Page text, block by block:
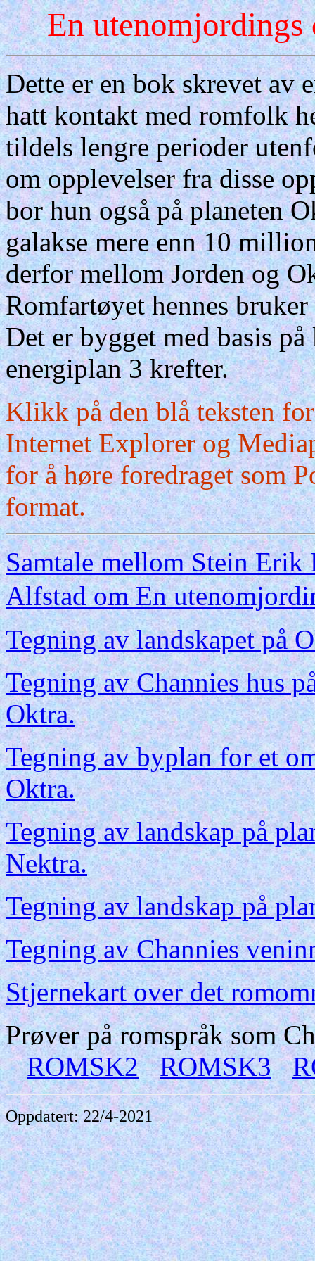
En utenomjordings
Dette er en bok skrevet av
hatt kontakt med romfolk
tildels lengre perioder
om opplevelser fra disse
bor hun også på planeten
galakse mere enn 10
derfor mellom Jorden og
Romfartøyet hennes
Det er bygget med basis
energiplan 3 krefter.
Klikk på den blå teksten
Internet Explorer og
for å høre foredraget som
format.
Samtale mellom Stein
Alfstad om En
Tegning av landskapet på
Tegning av Channies hus
Oktra.
Tegning av byplan for et
Oktra.
Tegning av landskap på
Nektra.
Tegning av landskap på
Tegning av Channies
Stjernekart over det
Prøver på romspråk som
ROMSK2
ROMSK3
Oppdatert: 22/4-2021